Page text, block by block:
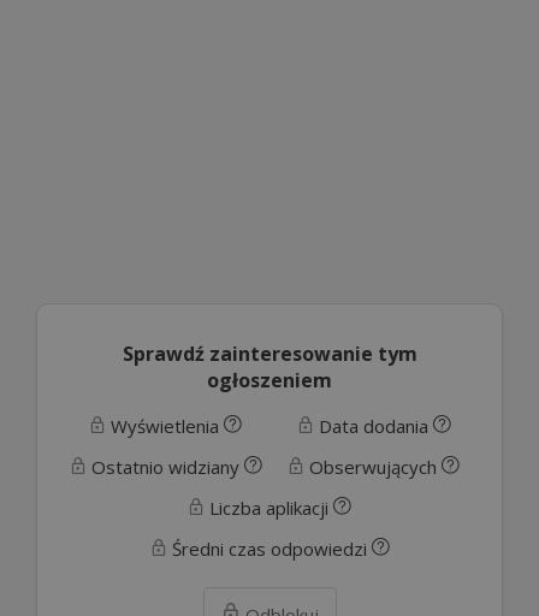
Sprawdź zainteresowanie tym
ogłoszeniem
Wyświetlenia
Data dodania
Ostatnio widziany
Obserwujących
Liczba aplikacji
Średni czas odpowiedzi